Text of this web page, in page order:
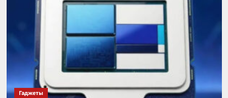
Гаджеты